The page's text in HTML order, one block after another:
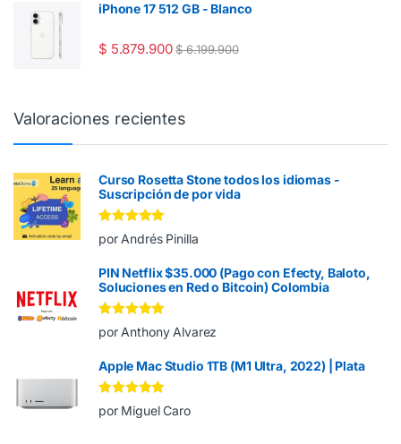
iPhone 17 512 GB - Blanco
$ 5.879.900 $6.199.900
Valoraciones recientes
Curso Rosetta Stone todos los idiomas -
Suscripción de por vida
Valorado en5
de 5
por Andrés Pinilla
PIN Netflix $35.000 (Pago con Efecty, Baloto,
Soluciones en Red o Bitcoin) Colombia
Valorado en5
de 5
por Anthony Alvarez
Apple Mac Studio 1TB (M1 Ultra, 2022) | Plata
Valorado en 5
de 5
por Miguel Caro